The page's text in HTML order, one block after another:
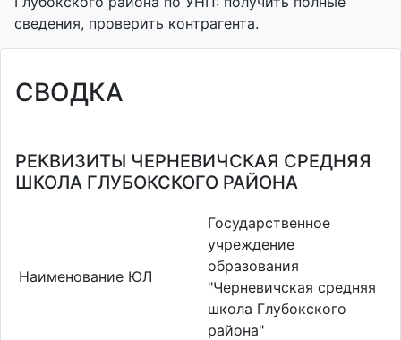
сведения, проверить контрагента.
СВОДКА
РЕКВИЗИТЫ ЧЕРНЕВИЧСКАЯ СРЕДНЯЯ
ШКОЛА ГЛУБОКСКОГО РАЙОНА
Наименование ЮЛ
Государственное
учреждение
образования
"Черневичская средняя
школа Глубокского
района"